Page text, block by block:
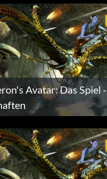
Avatar: Das Spiel -